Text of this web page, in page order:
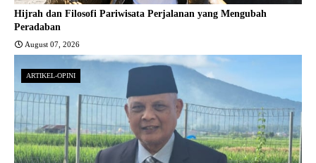
Hijrah dan Filosofi Pariwisata Perjalanan yang Mengubah
Peradaban
August 07, 2026
ARTIKEL-OPINI